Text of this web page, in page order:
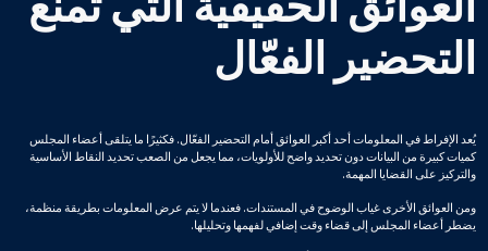
العوائق الحقيقية التي تمنع
التحضير الفعّال
يُعد الإفراط في المعلومات أحد أكبر العوائق أمام التحضير الفعّال. فكثيرًا ما يتلقى أعضاء المجلس
كميات كبيرة من البيانات دون تحديد واضح للأولويات، مما يجعل من الصعب تحديد النقاط الأساسية
والتركيز على القضايا المهمة.
ومن العوائق الأخرى غياب الوضوح في المستندات. فعندما لا يتم عرض المعلومات بطريقة منظمة،
يضطر أعضاء المجلس إلى قضاء وقت إضافي لفهمها وتحليلها.